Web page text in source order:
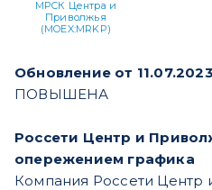
МРСК Центра и
Приволжья
(MOEX:MRKP)
Обновление от
ПОВЫШЕНА
Россети Центр и
опережением графика
Компания Россети Центр